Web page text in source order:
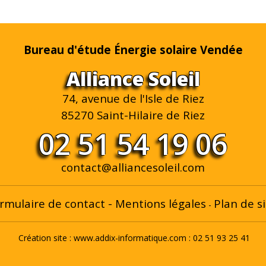
Bureau d'étude Énergie solaire Vendée
Alliance Soleil
74, avenue de l'Isle de Riez
85270 Saint-Hilaire de Riez
02 51 54 19 06
contact@alliancesoleil.com
de contact - Mentions légales - Plan de
Création site : www.addix-informatique.com : 02 51 93 25 41